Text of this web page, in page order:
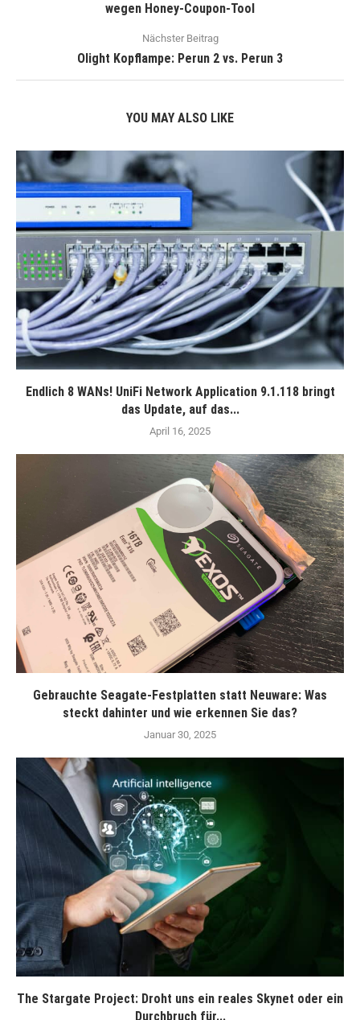
wegen Honey-Coupon-Tool
Nächster Beitrag
Olight Kopflampe: Perun 2 vs. Perun 3
YOU MAY ALSO LIKE
Endlich 8 WANs! UniFi Network Application 9.1.118 bringt
das Update, auf das...
April 16, 2025
Gebrauchte Seagate-Festplatten statt Neuware: Was
steckt dahinter und wie erkennen Sie das?
Januar 30, 2025
The Stargate Project: Droht uns ein reales Skynet oder ein
Durchbruch für...